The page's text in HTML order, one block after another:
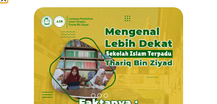
Load More Follow on Instagram